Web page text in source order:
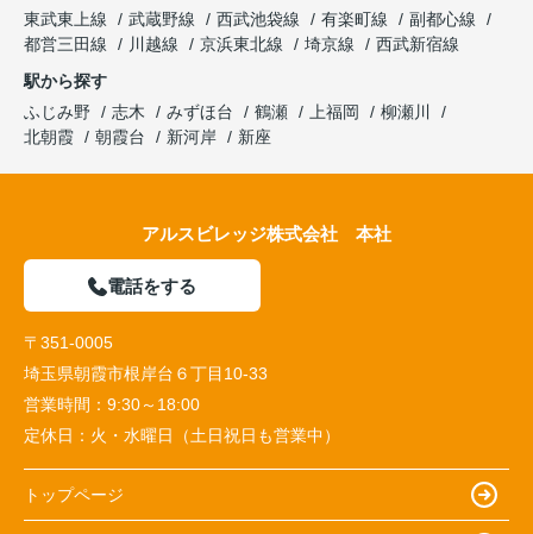
東武東上線
武蔵野線 西武池袋線 有楽町線
副都心線
都営三田線
川越線 京浜東北線 埼京線
西武新宿線
駅から探す
ふじみ野
志木 みずほ台 鶴瀬 上福岡
柳瀬川
北朝霞
朝霞台 新河岸 新座
アルスビレッジ株式会社 本社
電話をする
〒351-0005
埼玉県朝霞市根岸台６丁目10-33
営業時間： 9:30～18:00
定休日： 火・水曜日（土日祝日も営業中）
トップページ